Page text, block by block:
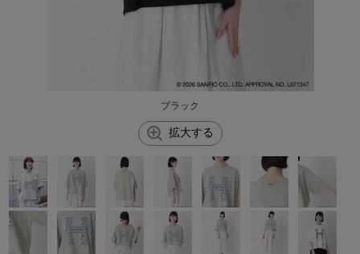
ブラック
拡大する